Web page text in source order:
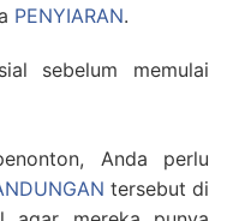
PENYIARAN.
sebelum memulai
Anda perlu
tersebut di